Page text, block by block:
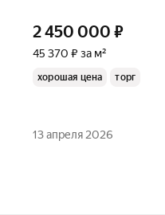
2 450 000 ₽
45 370 ₽ за м²
хорошая цена торг
13 апреля 2026